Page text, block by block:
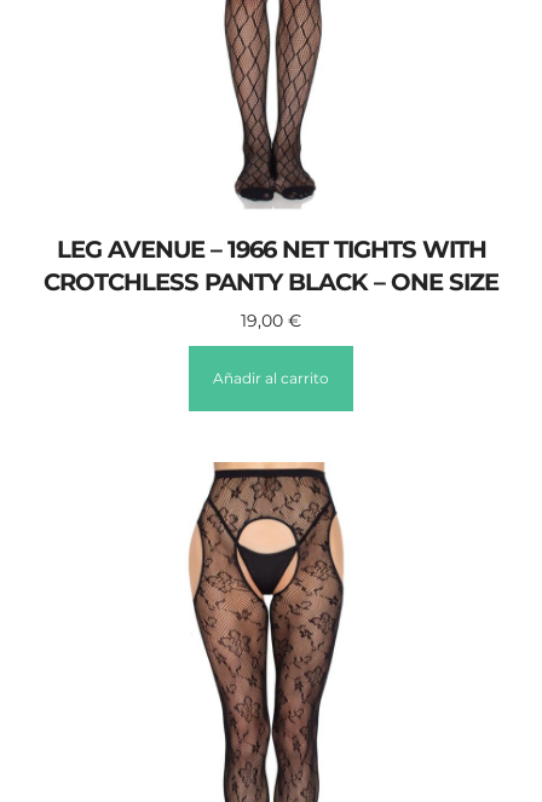
LEG AVENUE – 1966 NET TIGHTS WITH
CROTCHLESS PANTY BLACK – ONE SIZE
19,00 €
Añadir al carrito